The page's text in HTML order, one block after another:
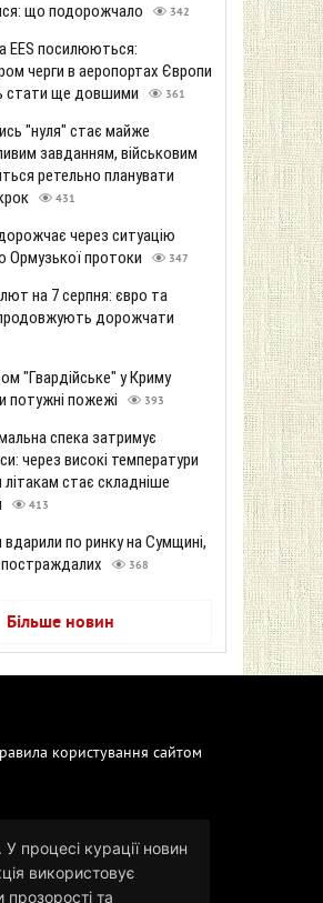
що подорожчало
342
EES посилюються:
черги в аеропортах Європи
стати ще довшими
361
"нуля" стає майже
завданням, військовим
ретельно планувати
431
через ситуацію
Ормузької протоки
347
на 7 серпня: євро та
дорожчати
"Гвардійське" у Криму
потужні пожежі
393
спека затримує
через високі температури
літакам стає складніше
413
вдарили по ринку на Сумщині,
368
Більше новин
користування сайтом
У процесі курації новин
використовує
прозорості та